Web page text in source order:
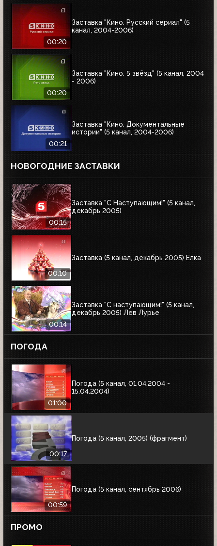
00:20
Заставка "Кино. Русский сериал" (5
канал, 2004-2006)
00:20
Заставка "Кино. 5 звёзд" (5 канал, 2004
- 2006)
00:21
Заставка "Кино. Документальные
истории" (5 канал, 2004-2006)
НОВОГОДНИЕ ЗАСТАВКИ
00:15
Заставка "С Наступающим!" (5 канал,
декабрь 2005)
00:10
Заставка (5 канал, декабрь 2005) Ёлка
00:14
Заставка "С наступающим!" (5 канал,
декабрь 2005) Лев Лурье
ПОГОДА
01:00
Погода (5 канал, 01.04.2004 -
15.04.2004)
00:17
Погода (5 канал, 2005) (фрагмент)
00:59
Погода (5 канал, сентябрь 2006)
ПРОМО